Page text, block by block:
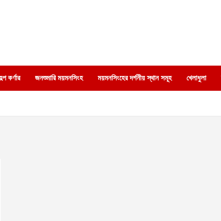
কর্ণার জনশুমারি ময়মনসিংহ ময়মনসিংহের দর্শনীয় স্থান সমূহ খেলাধুলা